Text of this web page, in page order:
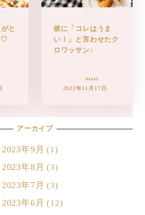
と
♡
彼に「コレはうま
い！」と言わせたク
ロワッサン♪
mari
2022年11月17日
アーカイブ
2023年9月 (1)
2023年8月 (3)
2023年7月 (3)
2023年6月 (12)